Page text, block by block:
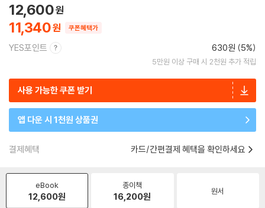
11,340
12,600
쿠폰혜택가
YES포인트 630원 (5%)
5만원 이상 구매 시 2천원 추가 적립
사용 가능한 쿠폰 받기
앱 다운 시 1천원 상품권
결제혜택 카드/간편결제 혜택을 확인하세요
eBook
12,600원
종이책
16,200원 원서